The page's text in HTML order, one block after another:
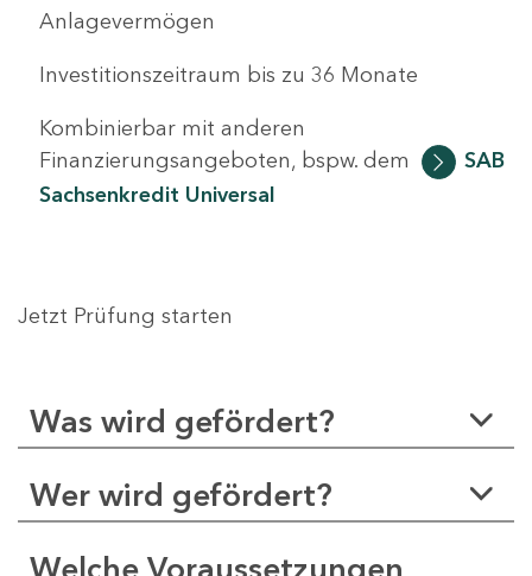
Anlagevermögen
Investitionszeitraum bis zu 36 Monate
Kombinierbar mit anderen
Finanzierungsangeboten, bspw. dem
SAB
Sachsenkredit Universal
Jetzt Prüfung starten
Was wird gefördert?
Wer wird gefördert?
Welche Voraussetzungen